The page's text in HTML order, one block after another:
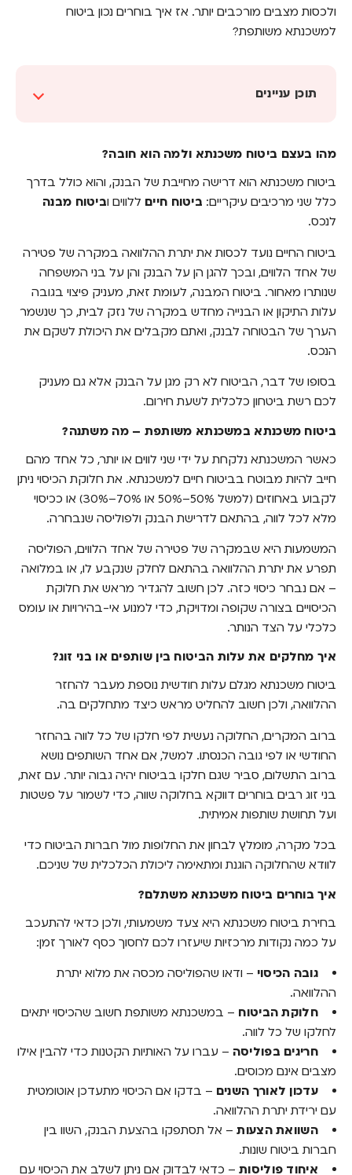
ולכסות מצבים מורכבים יותר. אז איך בוחרים נכון ביטוח
למשכנתא משותפת?
תוכן עניינים
ביטוח משכנתא במשכנתא משותפת – מה
איך מחלקים את עלות הביטוח בין שותפים או בני
איך בוחרים ביטוח משכנתא משתלם?
לסיכום: בחירת ביטוח משכנתא חכמה עם בסטי
מהו בעצם ביטוח משכנתא ולמה הוא חובה?
ביטוח משכנתא הוא דרישה מחייבת של הבנק, והוא כולל בדרך
כלל שני מרכיבים עיקריים: ביטוח חיים ללווים וביטוח מבנה
לנכס.
ביטוח החיים נועד לכסות את יתרת ההלוואה במקרה של פטירה
של אחד הלווים, ובכך להגן הן על הבנק והן על בני המשפחה
שנותרו מאחור. ביטוח המבנה, לעומת זאת, מעניק פיצוי בגובה
עלות התיקון או הבנייה מחדש במקרה של נזק לבית, כך שנשמר
הערך של הבטוחה לבנק, ואתם מקבלים את היכולת לשקם את
הנכס.
בסופו של דבר, הביטוח לא רק מגן על הבנק אלא גם מעניק
לכם רשת ביטחון כלכלית לשעת חירום.
ביטוח משכנתא במשכנתא משותפת – מה משתנה?
כאשר המשכנתא נלקחת על ידי שני לווים או יותר, כל אחד מהם
חייב להיות מבוטח בביטוח חיים למשכנתא. את חלוקת הכיסוי ניתן
לקבוע באחוזים (למשל 50%–50% או 70%–30%) או ככיסוי
מלא לכל לווה, בהתאם לדרישת הבנק ולפוליסה שנבחרה.
המשמעות היא שבמקרה של פטירה של אחד הלווים, הפוליסה
תפרע את יתרת ההלוואה בהתאם לחלק שנקבע לו, או במלואה
– אם נבחר כיסוי כזה. לכן חשוב להגדיר מראש את חלוקת
הכיסויים בצורה שקופה ומדויקת, כדי למנוע אי-בהירויות או עומס
כלכלי על הצד הנותר.
איך מחלקים את עלות הביטוח בין שותפים או בני זוג?
ביטוח משכנתא מגלם עלות חודשית נוספת מעבר להחזר
ההלוואה, ולכן חשוב להחליט מראש כיצד מתחלקים בה.
ברוב המקרים, החלוקה נעשית לפי חלקו של כל לווה בהחזר
החודשי או לפי גובה הכנסתו. למשל, אם אחד השותפים נושא
ברוב התשלום, סביר שגם חלקו בביטוח יהיה גבוה יותר. עם זאת,
בני זוג רבים בוחרים דווקא בחלוקה שווה, כדי לשמור על פשטות
ועל תחושת שותפות אמיתית.
בכל מקרה, מומלץ לבחון את החלופות מול חברות הביטוח כדי
לוודא שהחלוקה הוגנת ומתאימה ליכולת הכלכלית של שניכם.
איך בוחרים ביטוח משכנתא משתלם?
בחירת ביטוח משכנתא היא צעד משמעותי, ולכן כדאי להתעכב
על כמה נקודות מרכזיות שיעזרו לכם לחסוך כסף לאורך זמן:
גובה הכיסוי – ודאו שהפוליסה מכסה את מלוא יתרת
ההלוואה.
חלוקת הביטוח – במשכנתא משותפת חשוב שהכיסוי יתאים
לחלקו של כל לווה.
חריגים בפוליסה – עברו על האותיות הקטנות כדי להבין אילו
מצבים אינם מכוסים.
עדכון לאורך השנים – בדקו אם הכיסוי מתעדכן אוטומטית
עם ירידת יתרת ההלוואה.
השוואת הצעות– אל תסתפקו בהצעת הבנק, השוו בין
חברות ביטוח שונות.
איחוד פוליסות– כדאי לבדוק אם ניתן לשלב את הכיסוי עם